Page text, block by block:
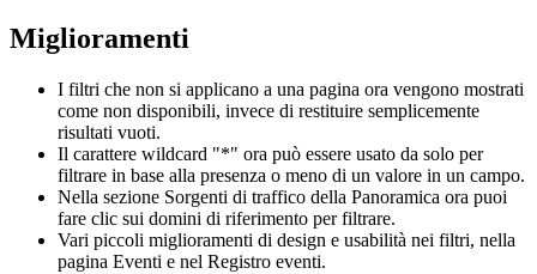
Miglioramenti
I filtri che non si applicano a una pagina ora vengono mostrati
come non disponibili, invece di restituire semplicemente
risultati vuoti.
Il carattere wildcard "*" ora può essere usato da solo per
filtrare in base alla presenza o meno di un valore in un campo.
Nella sezione Sorgenti di traffico della Panoramica ora puoi
fare clic sui domini di riferimento per filtrare.
Vari piccoli miglioramenti di design e usabilità nei filtri, nella
pagina Eventi e nel Registro eventi.